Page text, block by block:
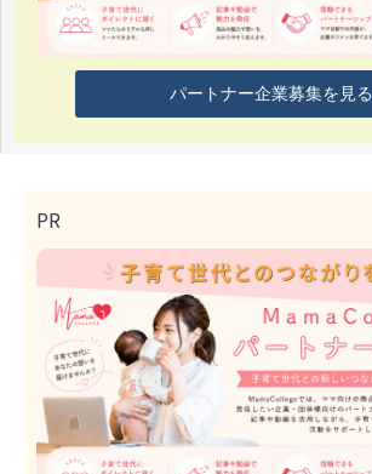
パートナー企業募集を見る
PR